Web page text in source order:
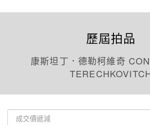
歷屆拍品
康斯坦丁．德勒柯維奇